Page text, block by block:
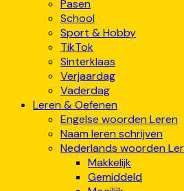
Pasen
School
Sport & Hobby
TikTok
Sinterklaas
Verjaardag
Vaderdag
Leren & Oefenen
Engelse woorden Leren
Naam leren schrijven
Nederlands woorden
Makkelijk
Gemiddeld